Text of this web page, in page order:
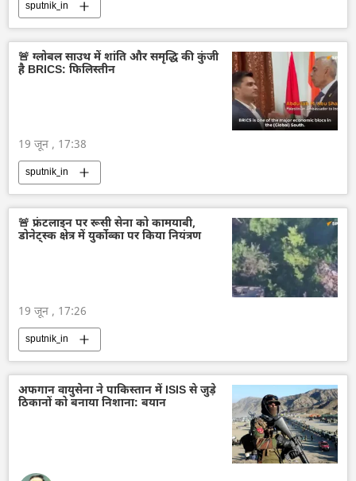
sputnik_in
🚨 ग्लोबल साउथ में शांति और समृद्धि की कुंजी
है BRICS: फिलिस्तीन
19 जून , 17:38
sputnik_in
🚨 फ्रंटलाइन पर रूसी सेना को कामयाबी,
डोनेट्स्क क्षेत्र में युर्कोव्का पर किया नियंत्रण
19 जून , 17:26
sputnik_in
अफगान वायुसेना ने पाकिस्तान में ISIS से जुड़े
ठिकानों को बनाया निशाना: बयान